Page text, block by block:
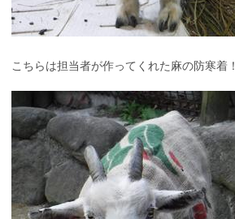
こちらは担当者が作ってくれた麻の防寒着！